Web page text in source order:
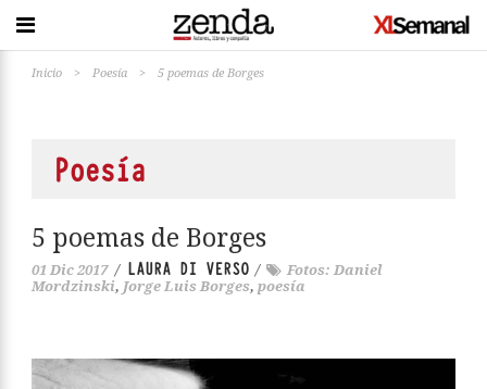
Inicio > Poesía > 5 poemas de Borges
Poesía
5 poemas de Borges
01 Dic 2017 / LAURA DI VERSO /
Fotos: Daniel
Mordzinski, Jorge Luis Borges, poesía